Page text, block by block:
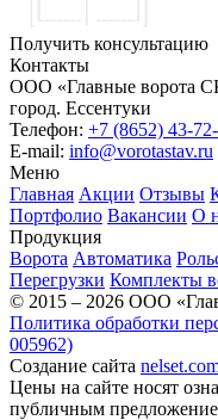
Получить консультацию
Контакты
ООО «Главные ворота
город. Ессентуки
Телефон: +7 (8652) 43-
E-mail: info@vorotastav.ru
Меню
Главная Акции Отзывы
Портфолио Вакансии О
Продукция
Ворота Автоматика
Перегрузки Комплекты
© 2015 – 2026 ООО
Политика обработки
005962)
Создание сайта
Цены на сайте носят
публичным